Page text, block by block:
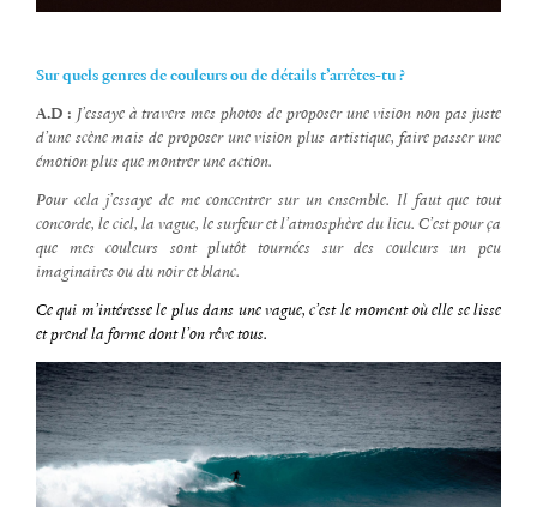
Sur quels genres de couleurs ou de détails t’arrêtes-tu ?
A.D : J’essaye à travers mes photos de proposer une vision non pas juste
d’une scène mais de proposer une vision plus artistique, faire passer une
émotion plus que montrer une action.
Pour cela j’essaye de me concentrer sur un ensemble. Il faut que tout
concorde, le ciel, la vague, le surfeur et l’atmosphère du lieu. C’est pour ça
que mes couleurs sont plutôt tournées sur des couleurs un peu
imaginaires ou du noir et blanc.
Ce qui m’intéresse le plus dans une vague, c’est le moment où elle se lisse
et prend la forme dont l’on rêve tous.